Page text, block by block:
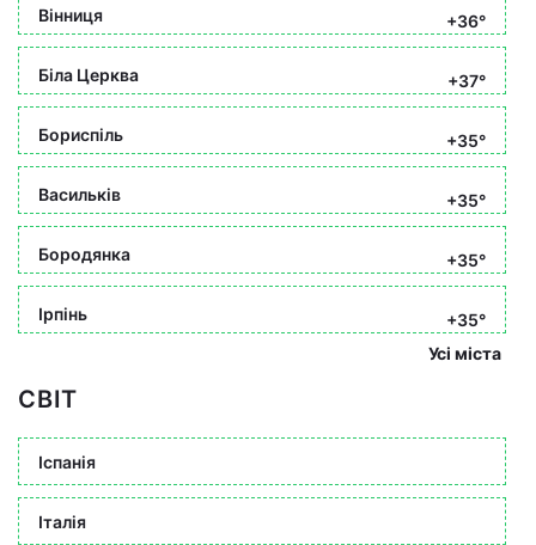
Вінниця +36°
Біла Церква +37°
Бориспіль +35°
Васильків +35°
Бородянка +35°
Ірпінь
+35°
Усі міста
СВІТ
Іспанія
Італія